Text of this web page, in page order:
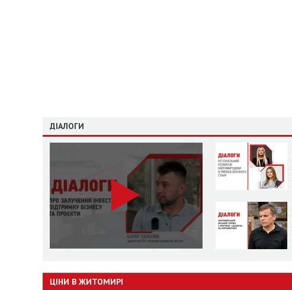
ДІАЛОГИ
ЦІНИ В ЖИТОМИРІ